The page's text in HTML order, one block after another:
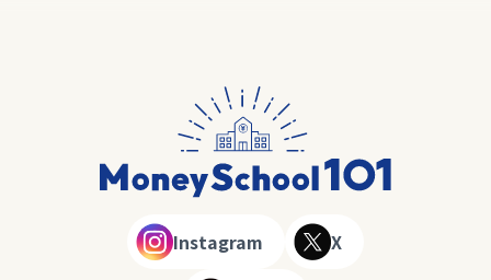
Instagram X